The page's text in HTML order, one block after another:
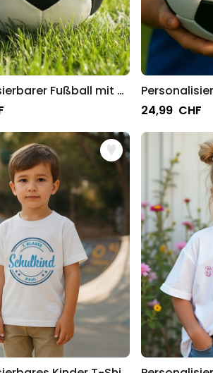
Personalisierbarer Fußball mit Namen
24,99 CHF